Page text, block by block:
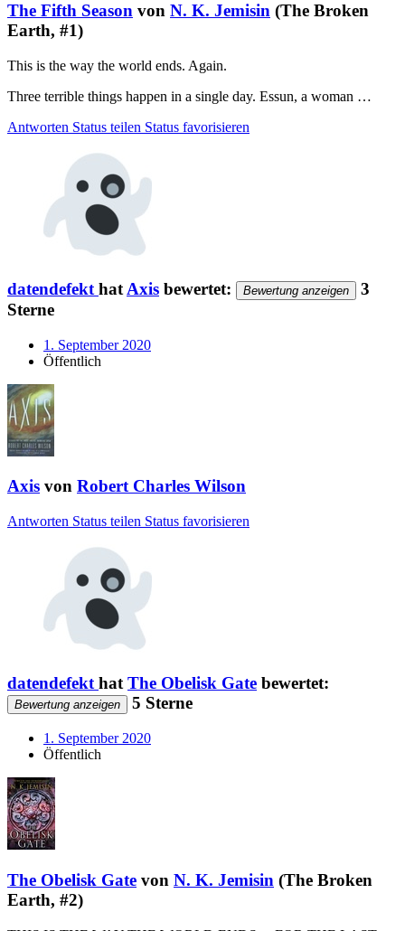
The Fifth Season von N. K. Jemisin (The Broken
Earth, #1)
This is the way the world ends. Again.
Three terrible things happen in a single day. Essun, a woman …
Antworten Status teilen Status favorisieren
datendefekt hat Axis bewertet: Bewertung anzeigen
3
Sterne
1. September 2020
Öffentlich
Axis von Robert Charles Wilson
Antworten Status teilen Status favorisieren
datendefekt hat The Obelisk Gate bewertet:
Bewertung anzeigen 5 Sterne
1. September 2020
Öffentlich
The Obelisk Gate von N. K. Jemisin (The Broken
Earth, #2)